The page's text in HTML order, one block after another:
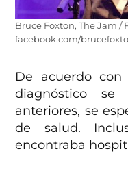
Bruce Foxton, The Jam /
facebook.com/
De acuerdo con
diagnóstico
anteriores, se
de salud.
encontraba